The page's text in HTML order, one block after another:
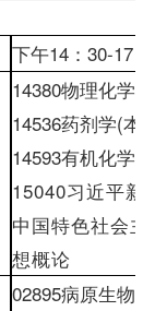
下午14： 30-17：
14380物理化学
14536药剂学(本
14593有机化学
15040习近平新
中国特色社会
想概论
02895病原生物